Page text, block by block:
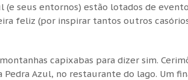
seus entornos) estão lotados de
feliz (por inspirar tantos outros
capixabas para dizer sim.
Azul, no restaurante do lago. Um